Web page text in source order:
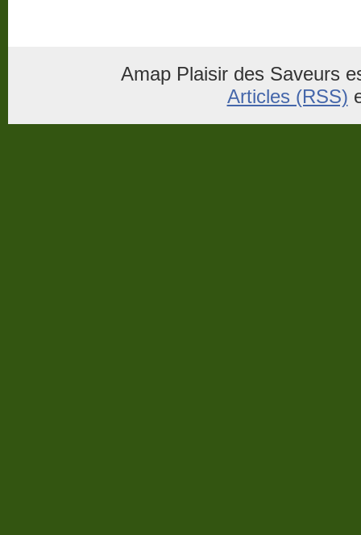
Amap Plaisir des Saveurs
Articles (RSS)